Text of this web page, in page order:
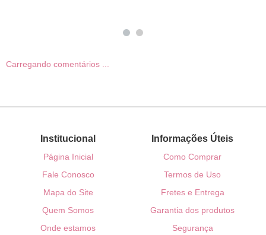
Carregando comentários ...
Institucional
Página Inicial
Fale Conosco
Mapa do Site
Quem Somos
Onde estamos
Informações Úteis
Como Comprar
Termos de Uso
Fretes e Entrega
Garantia dos produtos
Segurança